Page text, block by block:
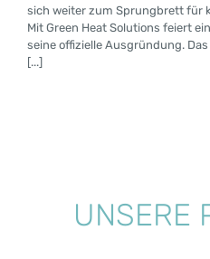
sich weiter zum Sprungbrett für
Mit Green Heat Solutions feiert
seine offizielle Ausgründung.
[...]
UNSERE